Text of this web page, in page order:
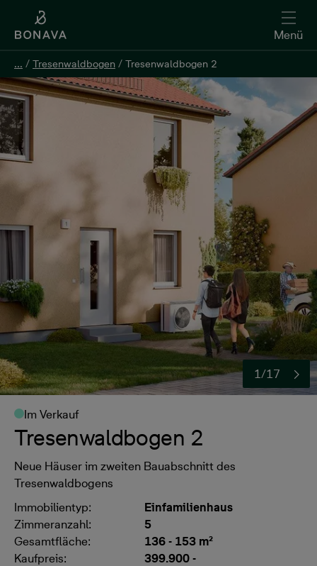
Menü
... / Tresenwaldbogen / Tresenwaldbogen 2
1/17
Im Verkauf
Tresenwaldbogen 2
Neue Häuser im zweiten Bauabschnitt des
Tresenwaldbogens
Immobilientyp:
Einfamilienhaus
Zimmeranzahl:
5
Gesamtfläche:
136 - 153 m²
Kaufpreis:
399.900 -
... / Tresenwaldbogen / Tresenwaldbogen 2
Kontakt aufnehmen